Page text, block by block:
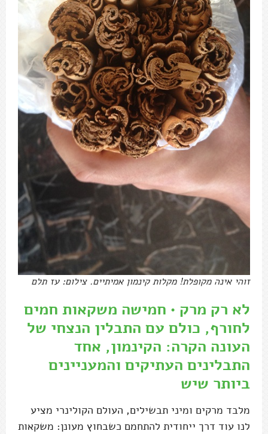
זוהי אינה מקופלת! מקלות קינמון אמיתיים. צילום: עז תלם
לא רק מרק • חמישה משקאות חמים
לחורף, כולם עם התבלין הנצחי של
העונה הקרה: הקינמון, אחד
התבלינים העתיקים והמעניינים
ביותר שיש
מלבד מרקים ומיני תבשילים, העולם הקולינרי מציע
לנו עוד דרך ייחודית להתחמם כשבחוץ מעונן: משקאות